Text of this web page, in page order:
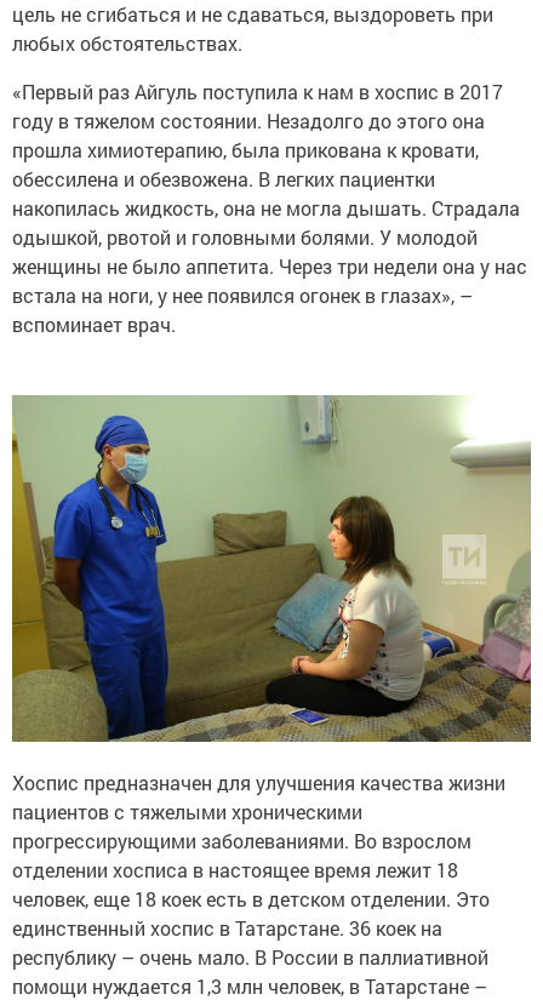
цель не сгибаться и не сдаваться, выздороветь при
любых обстоятельствах.
«Первый раз Айгуль поступила к нам в хоспис в 2017
году в тяжелом состоянии. Незадолго до этого она
прошла химиотерапию, была прикована к кровати,
обессилена и обезвожена. В легких пациентки
накопилась жидкость, она не могла дышать. Страдала
одышкой, рвотой и головными болями. У молодой
женщины не было аппетита. Через три недели она у нас
встала на ноги, у нее появился огонек в глазах», –
вспоминает врач.
Хоспис предназначен для улучшения качества жизни
пациентов с тяжелыми хроническими
прогрессирующими заболеваниями. Во взрослом
отделении хосписа в настоящее время лежит 18
человек, еще 18 коек есть в детском отделении. Это
единственный хоспис в Татарстане. 36 коек на
республику – очень мало. В России в паллиативной
помощи нуждается 1,3 млн человек, в Татарстане –